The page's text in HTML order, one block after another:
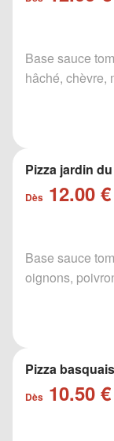
Base sauce
hâché, chèvre,
Pizza jardin
Dès 12.00 €
Base sauce
oignons,
Pizza
Dès 10.50 €